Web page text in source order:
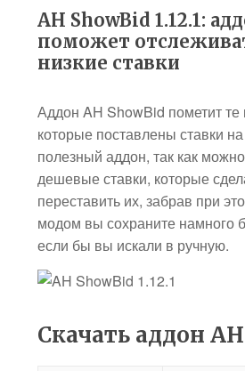
AH ShowBid 1.12.1:
поможет
низкие ставки
Аддон AH ShowBid пометит
которые поставлены ставки
полезный аддон, так как
дешевые ставки, которые
переставить их, забрав при
модом вы сохраните намного
если бы вы искали в ручную.
Скачать аддон